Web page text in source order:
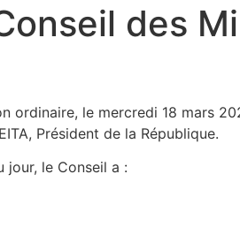
des
ordinaire, le mercredi 18 mars
Président de la République.
jour, le Conseil a :